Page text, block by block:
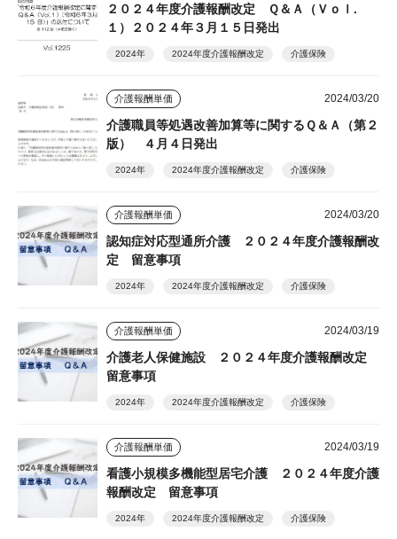
２０２４年度介護報酬改定 Ｑ＆Ａ（Ｖｏｌ.
１）２０２４年３月１５日発出
2024年 2024年度介護報酬改定 介護保険
介護報酬単価 2024/03/20
介護職員等処遇改善加算等に関するＱ＆Ａ（第２
版） ４月４日発出
2024年 2024年度介護報酬改定 介護保険
介護報酬単価 2024/03/20
認知症対応型通所介護 ２０２４年度介護報酬改
定 留意事項
2024年 2024年度介護報酬改定 介護保険
介護報酬単価 2024/03/19
介護老人保健施設 ２０２４年度介護報酬改定
留意事項
2024年 2024年度介護報酬改定 介護保険
介護報酬単価 2024/03/19
看護小規模多機能型居宅介護 ２０２４年度介護
報酬改定 留意事項
2024年 2024年度介護報酬改定 介護保険